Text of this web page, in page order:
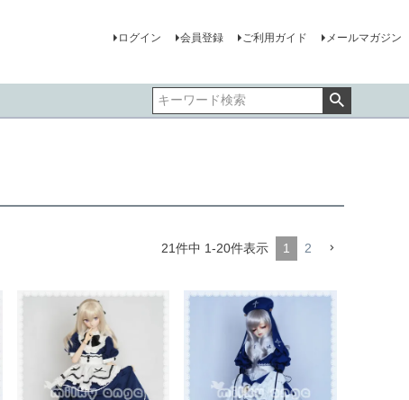
ログイン 会員登録 ご利用ガイド メールマガジン
21件中 1-20件表示 1 2